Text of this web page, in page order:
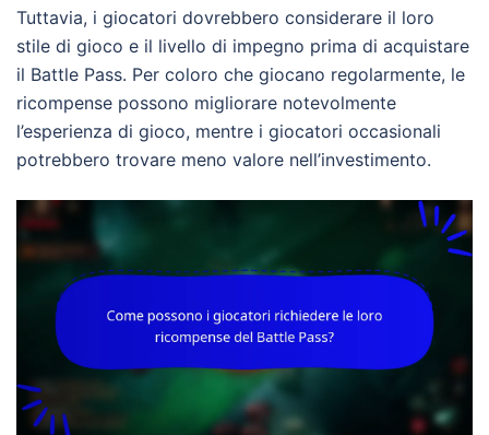
Tuttavia, i giocatori dovrebbero considerare il loro
stile di gioco e il livello di impegno prima di acquistare
il Battle Pass. Per coloro che giocano regolarmente, le
ricompense possono migliorare notevolmente
l’esperienza di gioco, mentre i giocatori occasionali
potrebbero trovare meno valore nell’investimento.